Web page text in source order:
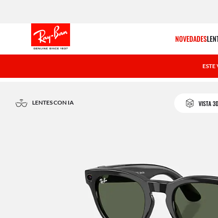
NOVEDADES
LENTES CON IA VISTA